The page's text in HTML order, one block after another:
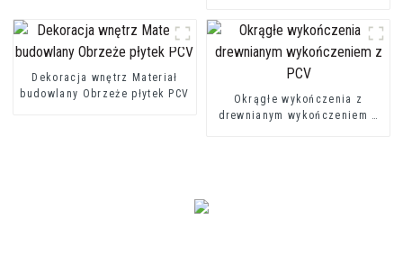
Dekoracja wnętrz Materiał
budowlany Obrzeże płytek PCV
Okrągłe wykończenia z
drewnianym wykończeniem z